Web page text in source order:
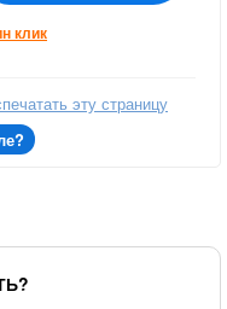
клик
эту страницу